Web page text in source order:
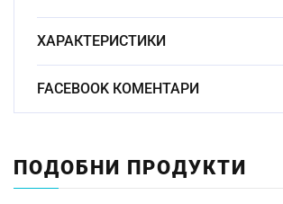
ХАРАКТЕРИСТИКИ
Материал:
Размер:
FACEBOOK КОМЕНТАРИ
ПОДОБНИ ПРОДУКТИ